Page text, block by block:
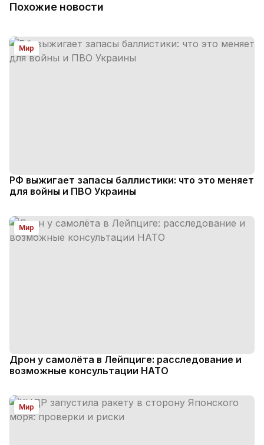
Похожие новости
Мир
РФ выжигает запасы баллистики: что это меняет
для войны и ПВО Украины
Мир
Дрон у самолёта в Лейпциге: расследование и
возможные консультации НАТО
Мир